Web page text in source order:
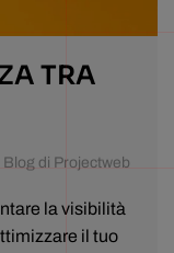
TRA
di Projectweb
la visibilità
il tuo